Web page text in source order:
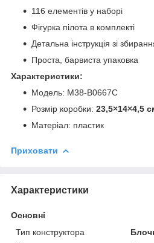
116 елементів у наборі
Фігурка пілота в комплекті
Детальна інструкція зі
Проста, барвиста упаковка
Характеристики:
Модель: M38-B0667C
Розмір коробки: 23,5×14×4,5
Матеріал: пластик
Приховати
Характеристики
Основні
Тип конструктора